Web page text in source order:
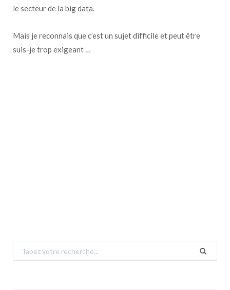
le secteur de la big data.
Mais je reconnais que c’est un sujet difficile et peut être
suis-je trop exigeant …
Search
for: